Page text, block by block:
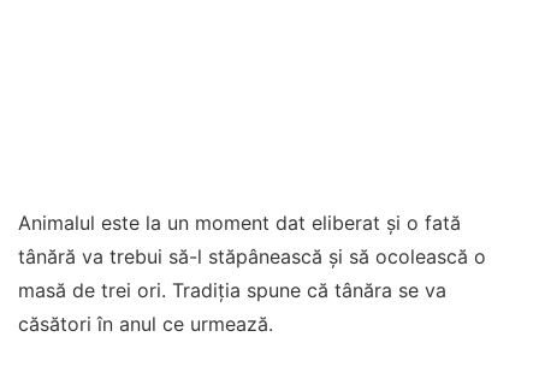
Animalul este la un moment dat eliberat şi o fată
tânără va trebui să-l stăpânească și să ocolească o
masă de trei ori. Tradiția spune că tânăra se va
căsători în anul ce urmează.